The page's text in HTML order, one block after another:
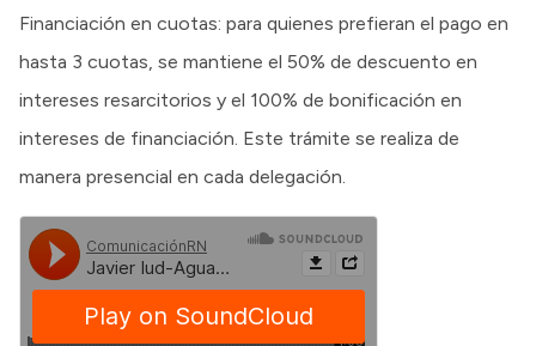
Financiación en cuotas: para quienes prefieran el pago en
hasta 3 cuotas, se mantiene el 50% de descuento en
intereses resarcitorios y el 100% de bonificación en
intereses de financiación. Este trámite se realiza de
manera presencial en cada delegación.